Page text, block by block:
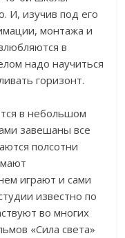
И, изучив под его
монтажа и
в
надо научиться
горизонт.
в небольшом
завешаны все
полсотни
играют и сами
известно по
во многих
«Сила света»